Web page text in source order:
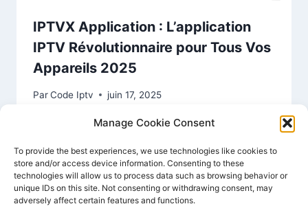
Manage Cookie Consent
To provide the best experiences, we use technologies like cookies to
store and/or access device information. Consenting to these
technologies will allow us to process data such as browsing behavior or
unique IDs on this site. Not consenting or withdrawing consent, may
adversely affect certain features and functions.
IPTVX Application : L’application
IPTV Révolutionnaire pour Tous Vos
Appareils 2025
ParCode Iptv juin 17, 2025